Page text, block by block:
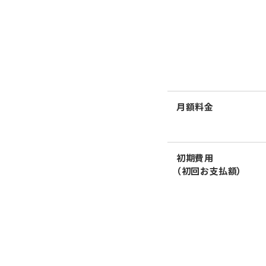
月額料金
初期費用
（初回お支払額）